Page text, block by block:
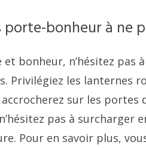
bonheur à ne
et bonheur, n’hésitez
Privilégiez les lanternes
sur les
pas à
Pour en savoir plus,